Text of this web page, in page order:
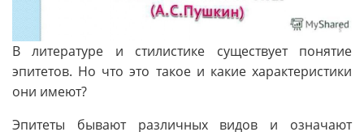
В литературе и стилистике существует понятие
эпитетов. Но что это такое и какие характеристики
они имеют?
Эпитеты бывают различных видов и означают